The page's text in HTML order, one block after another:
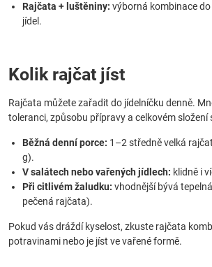
Rajčata + luštěniny: výborná kombinace
jídel.
Kolik rajčat jíst
Rajčata můžete zařadit do jídelníčku denně.
toleranci, způsobu přípravy a celkovém složení
Běžná denní porce: 1–2 středně velká
g).
V salátech nebo vařených jídlech: klidně i
Při citlivém žaludku: vhodnější bývá
pečená rajčata).
Pokud vás dráždí kyselost, zkuste rajčata
potravinami nebo je jíst ve vařené formě.